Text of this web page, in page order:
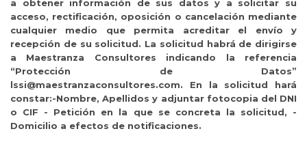
a obtener información de sus datos y a solicitar su
acceso, rectificación, oposición o cancelación mediante
cualquier medio que permita acreditar el envío y
recepción de su solicitud. La solicitud habrá de dirigirse
a Maestranza Consultores indicando la referencia
“Protección de Datos”
lssi@maestranzaconsultores.com. En la solicitud hará
constar:-Nombre, Apellidos y adjuntar fotocopia del DNI
o CIF - Petición en la que se concreta la solicitud, -
Domicilio a efectos de notificaciones.